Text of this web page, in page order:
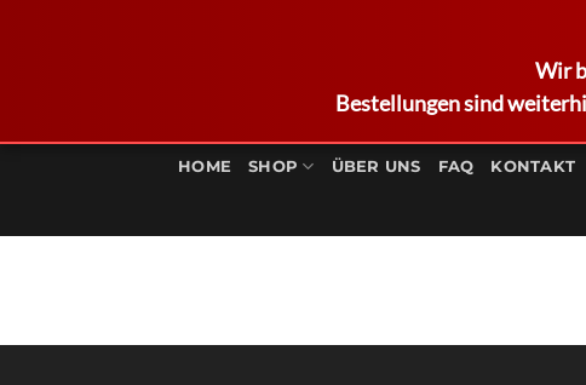
Wir
Bestellungen sind
Inhalt
HOME SHOP ÜBER UNS FAQ KONTAKT